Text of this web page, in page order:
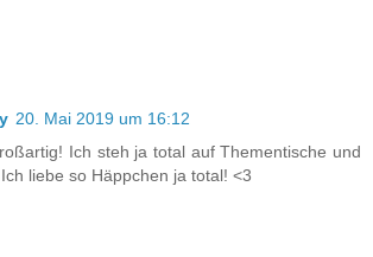
20. Mai 2019 um 16:12
Ich steh ja total auf Thementische und
liebe so Häppchen ja total! <3